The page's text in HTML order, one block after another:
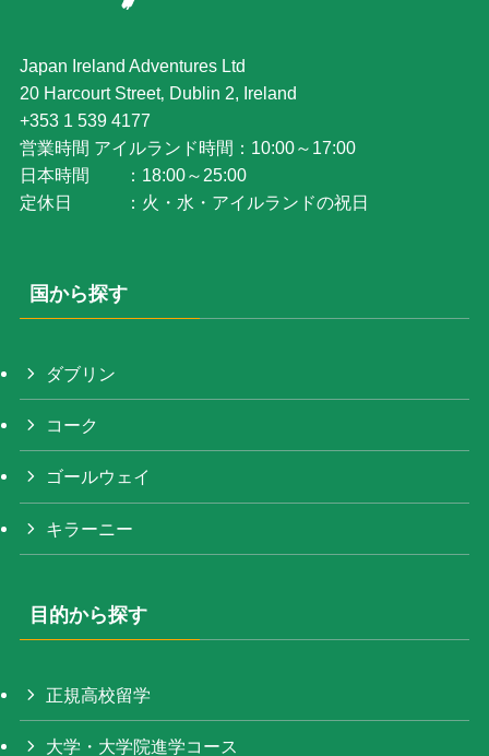
Japan Ireland Adventures Ltd
20 Harcourt Street‚ Dublin 2, Ireland
+353 1 539 4177
営業時間 アイルランド時間：10:00～17:00
日本時間 ：18:00～25:00
定休日 ：火・水・アイルランドの祝日
国から探す
ダブリン
コーク
ゴールウェイ
キラーニー
目的から探す
正規高校留学
大学・大学院進学コース